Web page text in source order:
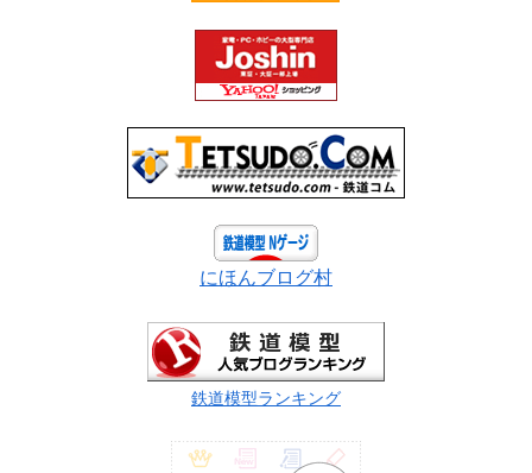
にほんブログ村
鉄道模型ランキング